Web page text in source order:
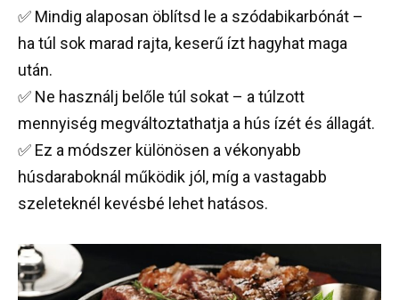
✅ Mindig alaposan öblítsd le a szódabikarbónát –
ha túl sok marad rajta, keserű ízt hagyhat maga
után.
✅ Ne használj belőle túl sokat – a túlzott
mennyiség megváltoztathatja a hús ízét és állagát.
✅ Ez a módszer különösen a vékonyabb
húsdaraboknál működik jól, míg a vastagabb
szeleteknél kevésbé lehet hatásos.